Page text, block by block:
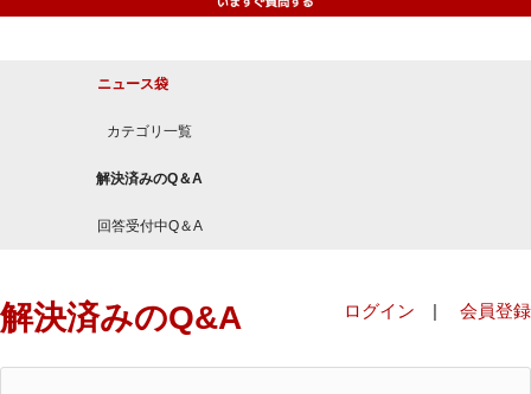
ニュース袋
カテゴリ一覧
解決済みのQ＆A
回答受付中Q＆A
解決済みのQ&A ログイン | 会員登録